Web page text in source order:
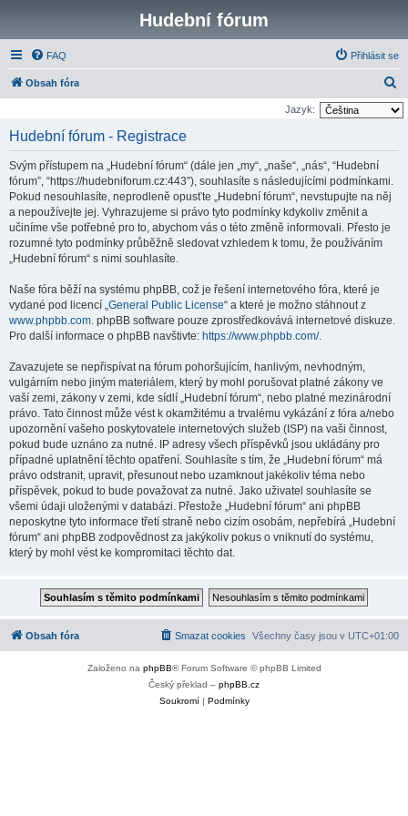
Hudební fórum
FAQ Přihlásit se
Obsah fóra
l
Jazyk:
Hudební fórum - Registrace
Svým přístupem na „Hudební fórum“ (dále jen „my“, „naše“, „nás“, “Hudební
fórum”, “https://hudebniforum.cz:443”), souhlasíte s následujícími podmínkami.
Pokud nesouhlasíte, neprodleně opusťte „Hudební fórum“, nevstupujte na něj
a nepoužívejte jej. Vyhrazujeme si právo tyto podmínky kdykoliv změnit a
učiníme vše potřebné pro to, abychom vás o této změně informovali. Přesto je
rozumné tyto podmínky průběžně sledovat vzhledem k tomu, že používáním
„Hudební fórum“ s nimi souhlasíte.
Naše fóra běží na systému phpBB, což je řešení internetového fóra, které je
vydané pod licencí „General Public License“ a které je možno stáhnout z
www.phpbb.com. phpBB software pouze zprostředkovává internetové diskuze.
Pro další informace o phpBB navštivte: https://www.phpbb.com/.
Zavazujete se nepřispívat na fórum pohoršujícím, hanlivým, nevhodným,
vulgárním nebo jiným materiálem, který by mohl porušovat platné zákony ve
vaší zemi, zákony v zemi, kde sídlí „Hudební fórum“, nebo platné mezinárodní
právo. Tato činnost může vést k okamžitému a trvalému vykázání z fóra a/nebo
upozornění vašeho poskytovatele internetových služeb (ISP) na vaši činnost,
pokud bude uznáno za nutné. IP adresy všech příspěvků jsou ukládány pro
případné uplatnění těchto opatření. Souhlasíte s tím, že „Hudební fórum“ má
právo odstranit, upravit, přesunout nebo uzamknout jakékoliv téma nebo
příspěvek, pokud to bude považovat za nutné. Jako uživatel souhlasíte se
všemi údaji uloženými v databázi. Přestože „Hudební fórum“ ani phpBB
neposkytne tyto informace třetí straně nebo cizím osobám, nepřebírá „Hudební
fórum“ ani phpBB zodpovědnost za jakýkoliv pokus o vniknutí do systému,
který by mohl vést ke kompromitaci těchto dat.
Obsah fóra Všechny časy jsou v UTC+01:00
Smazat cookies
Založeno na phpBB® Forum Software © phpBB Limited
Český překlad – phpBB.cz
Soukromí| Podmínky